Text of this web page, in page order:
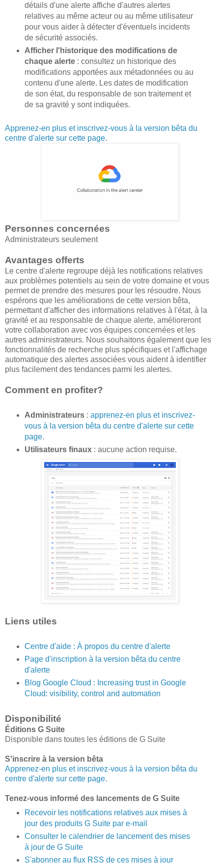
détails d'une alerte affiche d'autres alertes
relatives au même acteur ou au même utilisateur
pour vous aider à détecter d'éventuels incidents
de sécurité associés.
Afficher l'historique des modifications de
chaque alerte: consultez un historique des
modifications apportées aux métadonnées ou au
contenu d'une alerte. Les dates de modification
de son état, du responsable de son traitement et
de sa gravité y sont indiquées.
Apprenez-en plus et inscrivez-vous à la version bêta du
centre d'alerte sur cette page.
Personnes concernées
Administrateurs seulement
Avantages offerts
Le centre d'alerte regroupe déjà les notifications relatives
aux problèmes potentiels au sein de votre domaine et vous
permet de prendre des mesures pour les résoudre. Nous
espérons que les améliorations de cette version bêta,
permettant d'afficher des informations relatives à l'état, à la
gravité et au responsable de chaque alerte, amélioreront
votre collaboration avec vos équipes concernées et les
autres administrateurs. Nous souhaitons également que les
fonctionnalités de recherche plus spécifiques et l'affichage
automatique des alertes associées vous aident à identifier
plus facilement des tendances parmi les alertes.
Comment en profiter?
Administrateurs: apprenez-en plus et inscrivez-
vous à la version bêta du centre d'alerte sur cette
page.
Utilisateurs finaux: aucune action requise.
Liens utiles
Centre d'aide : À propos du centre d'alerte
Page d'inscription à la version bêta du centre
d'alerte
Blog Google Cloud : Increasing trust in Google
Cloud: visibility, control and automation
Disponibilité
Éditions G Suite
Disponible dans toutes les éditions de G Suite
S'inscrire à la version bêta
Apprenez-en plus et inscrivez-vous à la version bêta du
centre d'alerte sur cette page.
Tenez-vous informé des lancements de G Suite
Recevoir les notifications relatives aux mises à
jour des produits G Suite par e-mail
Consulter le calendrier de lancement des mises
à jour de G Suite
S'abonner au flux RSS de ces mises à jour